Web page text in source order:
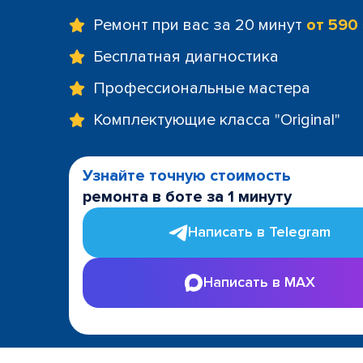
Ремонт при вас за 20 минут от
Бесплатная диагностика
Профессиональные мастера
Комплектующие класса "Original"
Узнайте точную стоимость
ремонта в боте за 1 минуту
Написать в Telegram
Написать в MAX